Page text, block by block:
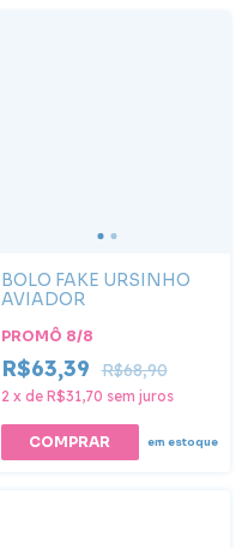
BOLO FAKE URSINHO
AVIADOR
PROMÔ 8/8
R$63,39 R$68,90
2 x de R$31,70 sem juros
em estoque